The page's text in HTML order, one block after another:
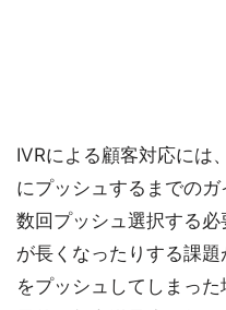
IVRによる顧客対応には
にプッシュするまでの
数回プッシュ選択する
が長くなったりする課
をプッシュしてしまっ